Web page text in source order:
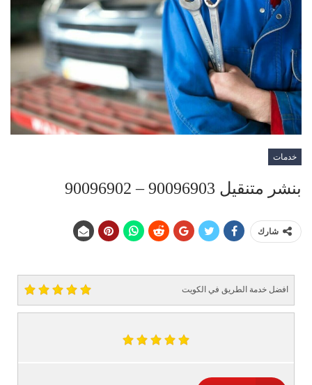
خدمات
بنشر متنقيل 90096903 – 90096902
شارك
افضل خدمة الطريق في الكويت